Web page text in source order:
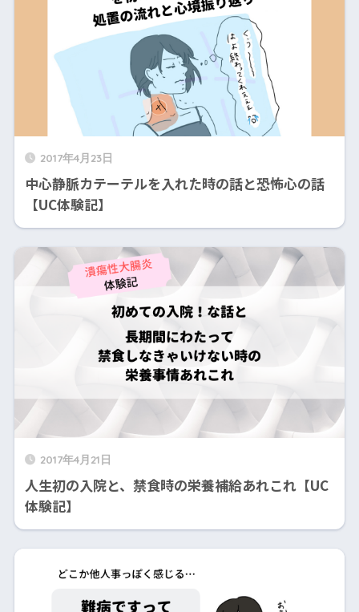
2017年4月23日
中心静脈カテーテルを入れた時の話と恐怖心の話
【UC体験記】
2017年4月21日
人生初の入院と、禁食時の栄養補給あれこれ【UC
体験記】